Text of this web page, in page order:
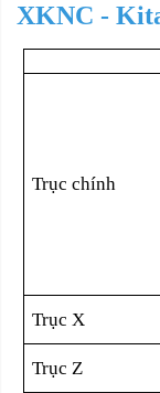
XKNC -
Trục chính
Trục X
Trục Z